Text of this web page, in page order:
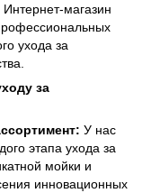
магазин
ухода за
за
У нас
этапа ухода за
мойки и
инновационных